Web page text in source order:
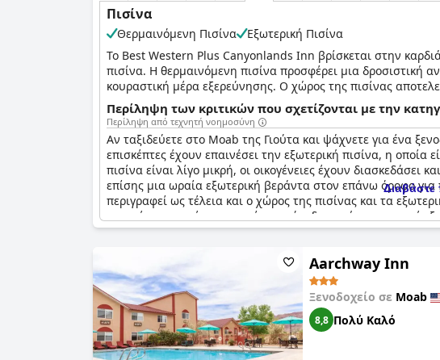
Πισίνα
Θερμαινόμενη Πισίνα
Εξωτερική Πισίνα
Το Best Western Plus Canyonlands Inn βρίσκεται στην
πισίνα. Η θερμαινόμενη πισίνα προσφέρει μια δροσιστική
κουραστική μέρα εξερεύνησης. Ο χώρος της πισίνας
ήλιο της Γιούτα.
Περαιτέρω ενίσχυση των εγκαταστάσεων αναψυχής του
μέρος για αναζωογόνηση, όπου οι επισκέπτες μπορούν να
πρόγραμμα γυμναστικής τους κατά τη διάρκεια των
Συνδυάζοντας τη χαλάρωση και τη σωματική ευεξία, το
Περίληψη των κριτικών που σχετίζονται με την
Περίληψη από τεχνητή νοημοσύνη
Αν ταξιδεύετε στο Moab της Γιούτα και ψάχνετε για ένα
επισκέπτες έχουν επαινέσει την εξωτερική πισίνα, η
πισίνα είναι λίγο μικρή, οι οικογένειες έχουν
επίσης μια ωραία εξωτερική βεράντα στον επάνω όροφο
περιγραφεί ως τέλεια και ο χώρος της πισίνας και τα
ορισμένοι επισκέπτες σημείωσαν ότι δεν υπήρχαν
περιορισμούς, όσοι απόλαυσαν τον χώρο της πισίνας λένε
Διαβάστε
Aarchway Inn
Ξενοδοχείο σε Moab
8,8 Πολύ Καλό